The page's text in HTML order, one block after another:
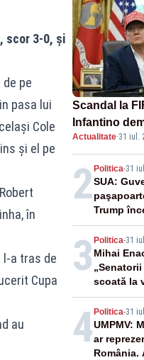
scor 3-0, şi
pe
pasa lui
Cole
şi el pe
în
l-a tras de
Cupa
au
Scandal la
Infantino
proiectul
Actualitate·31 iul.
2 Politica-31
SUA:
Trump
3 Politica-31
Mihai
scoată la
pentru a
4 Politica-31
UMPMV:
ar
România.